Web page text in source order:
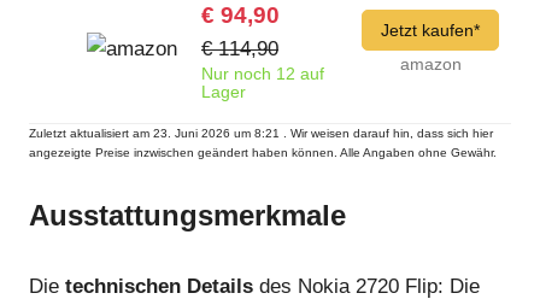
€ 94,90
€ 114,90
Nur noch 12 auf
Lager
Jetzt kaufen*
amazon
Zuletzt aktualisiert am 23. Juni 2026 um 8:21 . Wir weisen darauf hin, dass sich hier
angezeigte Preise inzwischen geändert haben können. Alle Angaben ohne Gewähr.
Ausstattungsmerkmale
Die technischen Details des Nokia 2720 Flip: Die